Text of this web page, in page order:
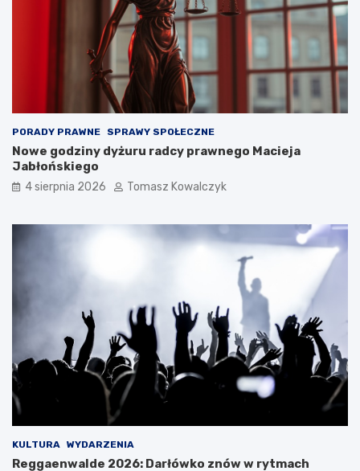
PORADY PRAWNE SPRAWY SPOŁECZNE
Nowe godziny dyżuru radcy prawnego Macieja
Jabłońskiego
4 sierpnia 2026 Tomasz Kowalczyk
KULTURA WYDARZENIA
Reggaenwalde 2026: Darłówko znów w rytmach